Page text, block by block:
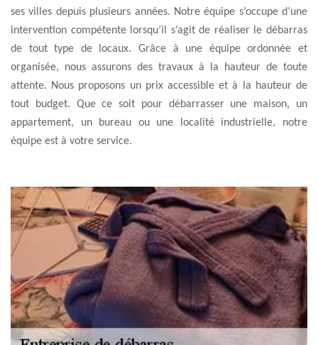
ses villes depuis plusieurs années. Notre équipe s’occupe d’une
intervention compétente lorsqu’il s’agit de réaliser le débarras
de tout type de locaux. Grâce à une équipe ordonnée et
organisée, nous assurons des travaux à la hauteur de toute
attente. Nous proposons un prix accessible et à la hauteur de
tout budget. Que ce soit pour débarrasser une maison, un
appartement, un bureau ou une localité industrielle, notre
équipe est à votre service.